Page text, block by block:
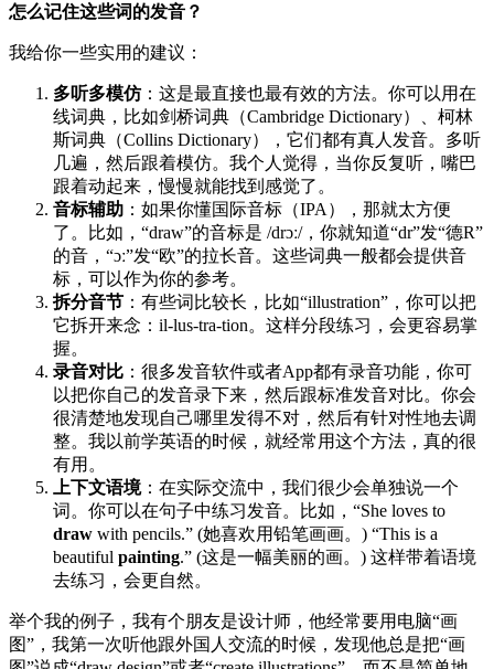
怎么记住这些词的发音？
我给你一些实用的建议：
多听多模仿：这是最直接也最有效的方法。你可以用在
线词典，比如剑桥词典（Cambridge Dictionary）、柯林
斯词典（Collins Dictionary），它们都有真人发音。多听
几遍，然后跟着模仿。我个人觉得，当你反复听，嘴巴
跟着动起来，慢慢就能找到感觉了。
音标辅助 ：如果你懂国际音标（IPA），那就太方便
了。比如，“draw”的音标是 /drɔː/，你就知道“dr”发“德R”
的音，“ɔː”发“欧”的拉长音。这些词典一般都会提供音
标，可以作为你的参考。
拆分音节 ：有些词比较长，比如“illustration”，你可以把
它拆开来念：il-lus-tra-tion。这样分段练习，会更容易掌
握。
录音对比 ：很多发音软件或者App都有录音功能，你可
以把你自己的发音录下来，然后跟标准发音对比。你会
很清楚地发现自己哪里发得不对，然后有针对性地去调
整。我以前学英语的时候，就经常用这个方法，真的很
有用。
上下文语境：在实际交流中，我们很少会单独说一个
词。你可以在句子中练习发音。比如，“She loves to
draw with pencils.” (她喜欢用铅笔画画。) “This is a
beautiful painting.” (这是一幅美丽的画。) 这样带着语境
去练习，会更自然。
举个我的例子，我有个朋友是设计师，他经常要用电脑“画
图”，我第一次听他跟外国人交流的时候，发现他总是把“画